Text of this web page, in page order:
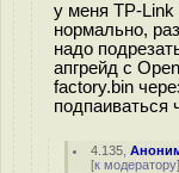
у меня TP-Link
нормально,
надо
апгрейд с
factory.bin
4.135 ,
[к модератору]